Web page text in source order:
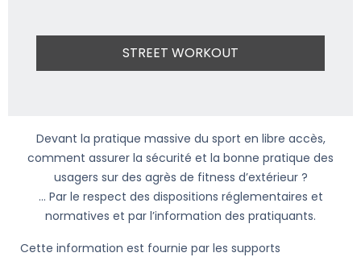
STREET WORKOUT
Devant la pratique massive du sport en libre accès,
comment assurer la sécurité et la bonne pratique des
usagers sur des agrès de fitness d’extérieur ?
… Par le respect des dispositions réglementaires et
normatives et par l’information des pratiquants.
Cette information est fournie par les supports